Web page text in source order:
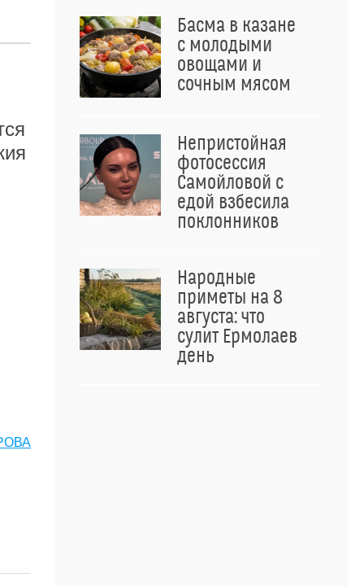
Басма в казане
с молодыми
овощами и
сочным мясом
Непристойная
фотосессия
Самойловой с
едой взбесила
поклонников
Народные
приметы на 8
августа: что
сулит Ермолаев
день